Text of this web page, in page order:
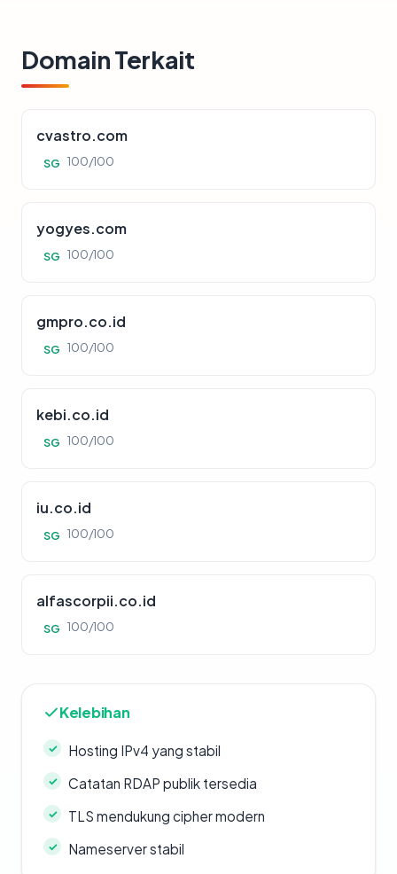
Domain Terkait
cvastro.com
SG 100/100
yogyes.com
SG 100/100
gmpro.co.id
SG 100/100
kebi.co.id
SG 100/100
iu.co.id
SG 100/100
alfascorpii.co.id
SG 100/100
Kelebihan
Hosting IPv4 yang stabil
Catatan RDAP publik tersedia
TLS mendukung cipher modern
Nameserver stabil